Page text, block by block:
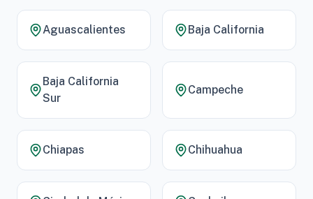
Aguascalientes Baja California
Baja California
Sur
Campeche
Chiapas Chihuahua